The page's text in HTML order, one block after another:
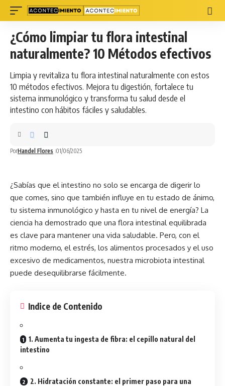
¿Cómo limpiar tu flora intestinal
naturalmente? 10 Métodos efectivos
Limpia y revitaliza tu flora intestinal naturalmente con estos
10 métodos efectivos. Mejora tu digestión, fortalece tu
sistema inmunológico y transforma tu salud desde el
intestino con hábitos fáciles y saludables.
PorHandel Flores 01/06/2025
¿Sabías que el intestino no solo se encarga de digerir lo
que comes, sino que también influye en tu estado de ánimo,
tu sistema inmunológico y hasta en tu nivel de energía? La
ciencia ha demostrado que una flora intestinal equilibrada
es clave para mantener una vida saludable. Pero, con el
ritmo moderno, elestrés, los alimentos procesados y el uso
excesivo de medicamentos, nuestra microbiota intestinal
puede desequilibrarse fácilmente.
Indice de Contenido
1. Aumenta tu ingesta de fibra: el cepillo natural del
intestino
2. Hidratación constante: el primer paso para una